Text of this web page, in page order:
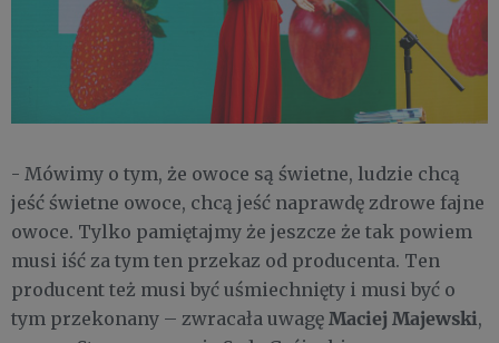
- Mówimy o tym, że owoce są świetne, ludzie chcą
jeść świetne owoce, chcą jeść naprawdę zdrowe fajne
owoce. Tylko pamiętajmy że jeszcze że tak powiem
musi iść za tym ten przekaz od producenta. Ten
producent też musi być uśmiechnięty i musi być o
tym przekonany – zwracała uwagę Maciej Majewski,